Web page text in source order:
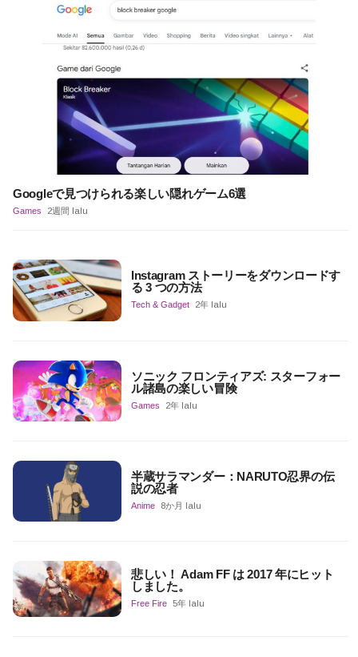
Googleで見つけられる楽しい隠れゲーム6選
Games 2週間 lalu
Instagram ストーリーをダウンロードす
る 3 つの方法
Tech & Gadget 2年 lalu
ソニック フロンティアズ: スターフォー
ル諸島の楽しい冒険
Games 2年 lalu
半蔵サラマンダー：NARUTO忍界の伝
説の忍者
Anime 8か月 lalu
悲しい！ Adam FF は 2017 年にヒット
しました。
Free Fire 5年 lalu